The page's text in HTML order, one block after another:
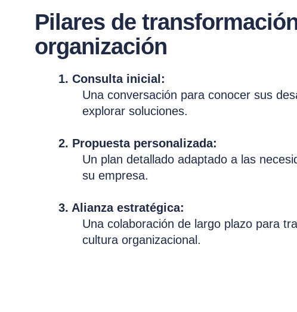
Pilares de
organización
1. Consulta inicial:
Una conversación para conocer sus
explorar soluciones.
2. Propuesta personalizada:
Un plan detallado adaptado a las
su empresa.
3. Alianza estratégica:
Una colaboración de largo plazo para
cultura organizacional.